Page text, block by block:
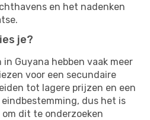
en het nadenken
je?
Guyana hebben vaak meer
voor een secundaire
tot lagere prijzen en een
dus het is
dit te onderzoeken